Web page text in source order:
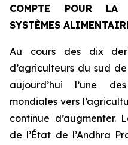
COMPTE POUR LA
SYSTÈMES
Au cours des dix
d’agriculteurs du sud
aujourd’hui l’une
mondiales vers
continue d’augmenter.
de l’État de l’Andhra